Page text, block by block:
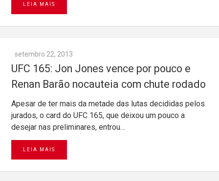
LEIA MAIS
setembro 22, 2013
UFC 165: Jon Jones vence por pouco e
Renan Barão nocauteia com chute rodado
Apesar de ter mais da metade das lutas decididas pelos
jurados, o card do UFC 165, que deixou um pouco a
desejar nas preliminares, entrou…
LEIA MAIS